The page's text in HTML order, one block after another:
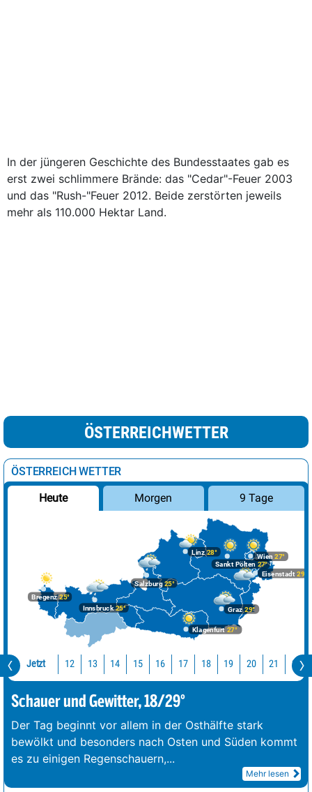
In der jüngeren Geschichte des Bundesstaates gab es
erst zwei schlimmere Brände: das "Cedar"-Feuer 2003
und das "Rush-"Feuer 2012. Beide zerstörten jeweils
mehr als 110.000 Hektar Land.
ÖSTERREICHWETTER
ÖSTERREICH WETTER
Heute Morgen 9 Tage
Bregenz25°
Graz29°
Innsbruck25°
Klagenfurt 27°
Linz28°
Salzburg25°
Wien 27°
Eisenstadt 29°
Sankt Pölten 27°
Jetzt 12 13 14 15 16 17 18 19 20 21 22
Schauer und Gewitter, 18/29°
Der Tag beginnt vor allem in der Osthälfte stark
bewölkt und besonders nach Osten und Süden kommt
es zu einigen Regenschauern,...
Mehr lesen